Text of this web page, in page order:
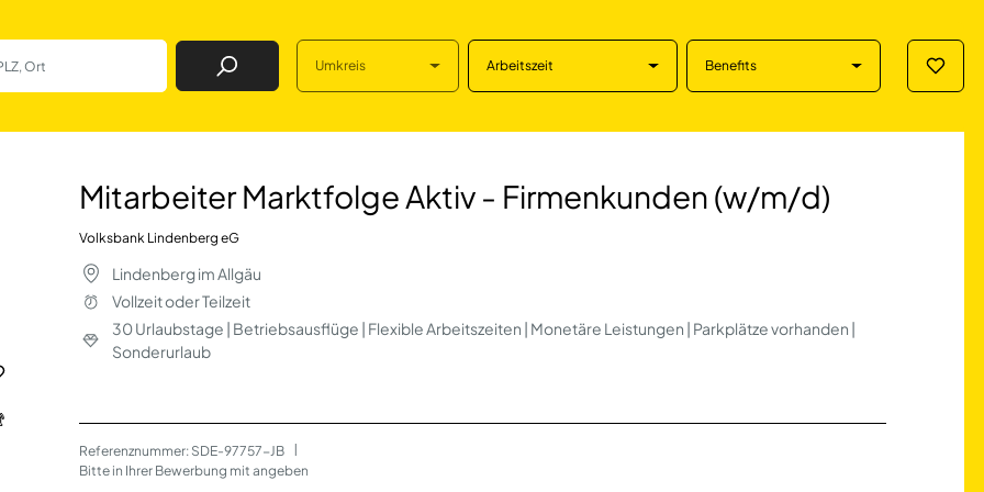
Job Finden Umkreis Arbeitszeit Benefits
Aktiv - Firmenkunden (w/m/
Mitarbeiter Marktfolge Aktiv - Firmenkunden (w/m/d)
Volksbank Lindenberg eG
Lindenberg im Allgäu
Vollzeit oder Teilzeit
30 Urlaubstage | Betriebsausflüge | Flexible Arbeitszeiten | Monetäre Leistungen | Parkplätze vorhanden |
Sonderurlaub
Referenznummer: SDE-97757-JB
Bitte in Ihrer Bewerbung mit angeben